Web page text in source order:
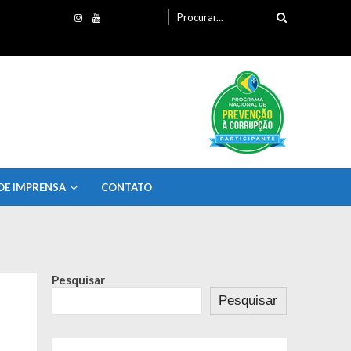
por:
IMPRENSA CONTATO
Pesquisar
Pesquisar